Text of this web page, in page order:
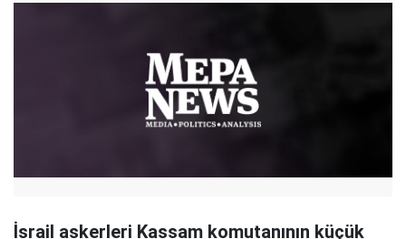
İsrail askerleri Kassam komutanının küçük